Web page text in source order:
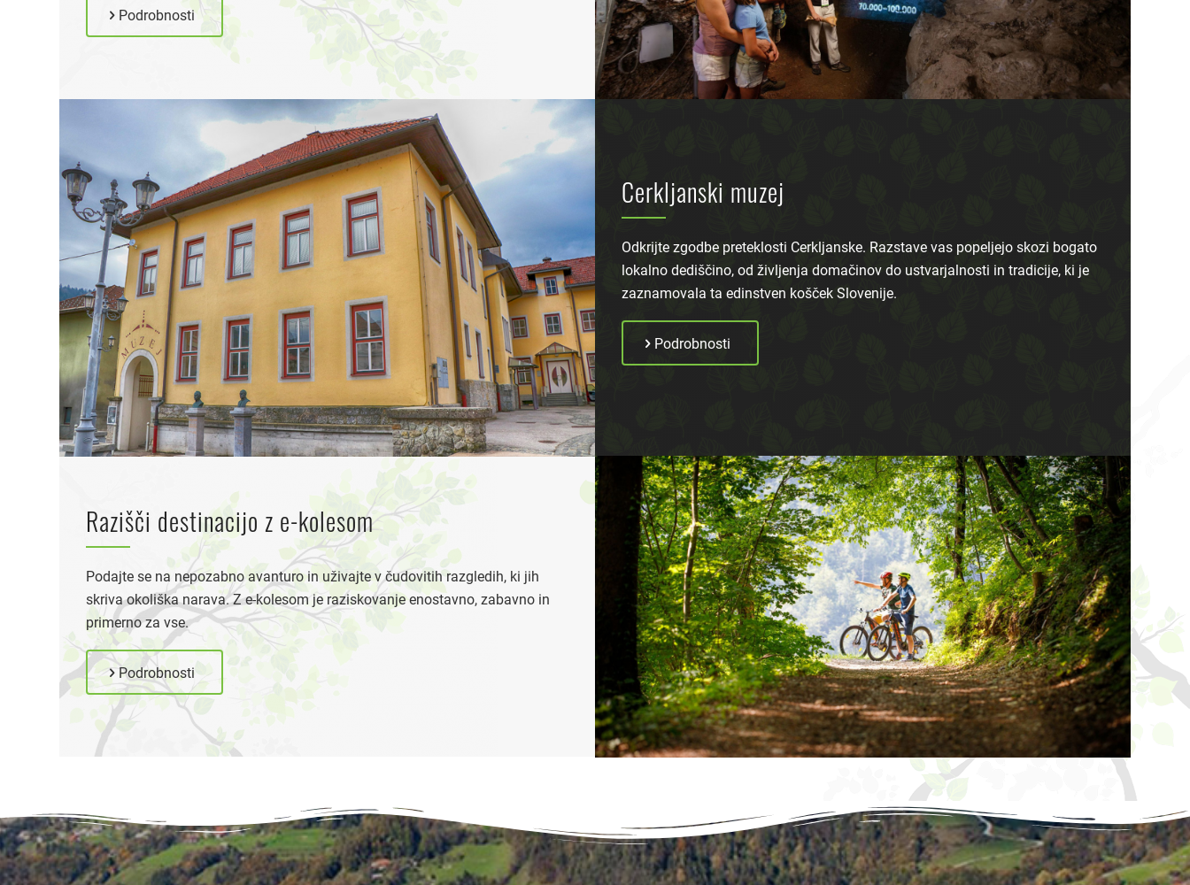
Podrobnosti
Cerkljanski muzej
Odkrijte zgodbe preteklosti Cerkljanske. Razstave vas popeljejo skozi bogato
lokalno dediščino, od življenja domačinov do ustvarjalnosti in tradicije, ki je
zaznamovala ta edinstven košček Slovenije.
Podrobnosti
Razišči destinacijo z e-kolesom
Podajte se na nepozabno avanturo in uživajte v čudovitih razgledih, ki jih
skriva okoliška narava. Z e-kolesom je raziskovanje enostavno, zabavno in
primerno za vse.
Podrobnosti